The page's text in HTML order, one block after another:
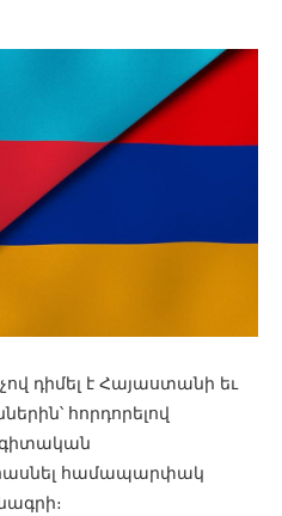
դիմել է Հայաստանի եւ
հորդորելով
հասնել համապարփակ